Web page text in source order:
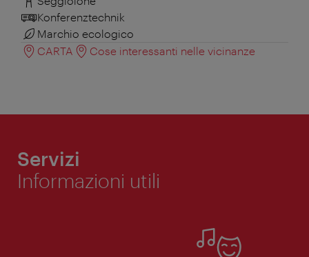
Konferenztechnik
Marchio ecologico
CARTA
Cose interessanti nelle vicinanze
Servizi
Informazioni utili